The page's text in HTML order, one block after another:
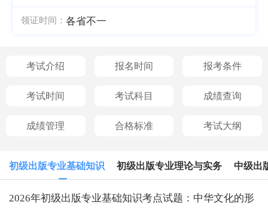
领证时间： 各省不一
考试介绍 报名时间 报考条件
考试时间 考试科目 成绩查询
成绩管理 合格标准 考试大纲
初级出版专业基础知识 初级出版专业理论与实务 中级出
2026年初级出版专业基础知识考点试题：中华文化的形